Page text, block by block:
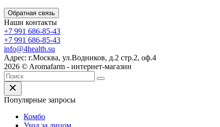
Обратная связь
Наши контакты
+7 991 686-85-43
+7 991 686-85-43
info@4health.su
Адрес: г.Москва, ул.Водников, д.2 стр.2, оф.4
2026 © Aromafarm - интернет-магазин
Популярные запросы
Комбо
Уход за лицом